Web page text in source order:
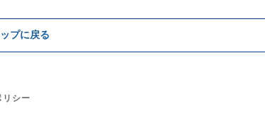
プに戻る
シー